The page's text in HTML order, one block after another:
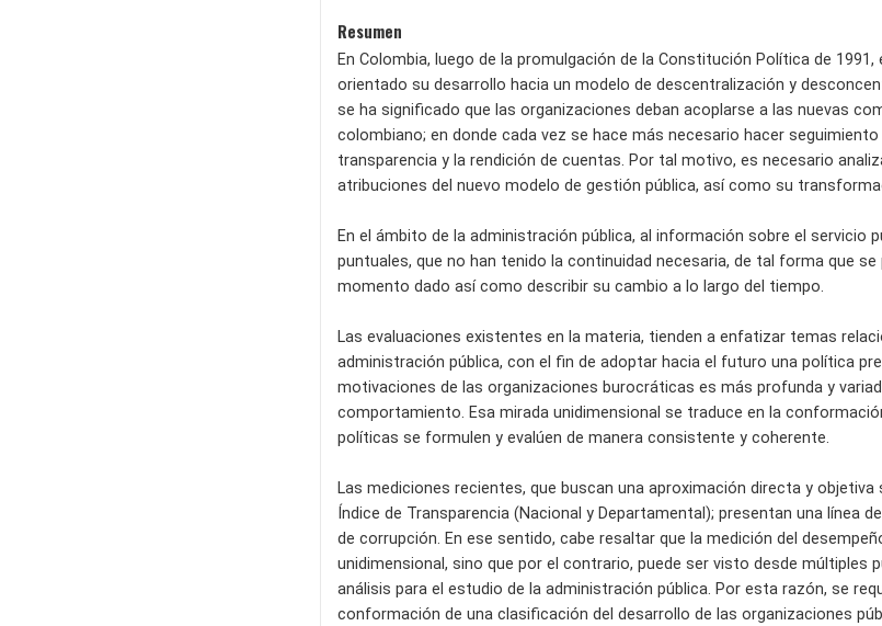
Resumen
En Colombia, luego de la promulgación de la Constitución Política de
orientado su desarrollo hacia un modelo de descentralización y
se ha significado que las organizaciones deban acoplarse a las nuevas
colombiano; en donde cada vez se hace más necesario hacer
transparencia y la rendición de cuentas. Por tal motivo, es necesario
atribuciones del nuevo modelo de gestión pública, así como su
En el ámbito de la administración pública, al información sobre el servicio
puntuales, que no han tenido la continuidad necesaria, de tal forma que
momento dado así como describir su cambio a lo largo del tiempo.
Las evaluaciones existentes en la materia, tienden a enfatizar temas
administración pública, con el fin de adoptar hacia el futuro una política
motivaciones de las organizaciones burocráticas es más profunda y
comportamiento. Esa mirada unidimensional se traduce en la
políticas se formulen y evalúen de manera consistente y coherente.
Las mediciones recientes, que buscan una aproximación directa y
Índice de Transparencia (Nacional y Departamental); presentan una
de corrupción. En ese sentido, cabe resaltar que la medición del
unidimensional, sino que por el contrario, puede ser visto desde múltiples
análisis para el estudio de la administración pública. Por esta razón, se
conformación de una clasificación del desarrollo de las organizaciones